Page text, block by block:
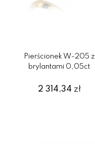
Pierścionek W-205 z
brylantami 0,05ct
2 314,34 zł